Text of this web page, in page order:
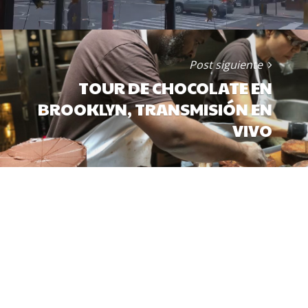
Post siguiente
TOUR DE CHOCOLATE EN
BROOKLYN, TRANSMISIÓN EN
VIVO